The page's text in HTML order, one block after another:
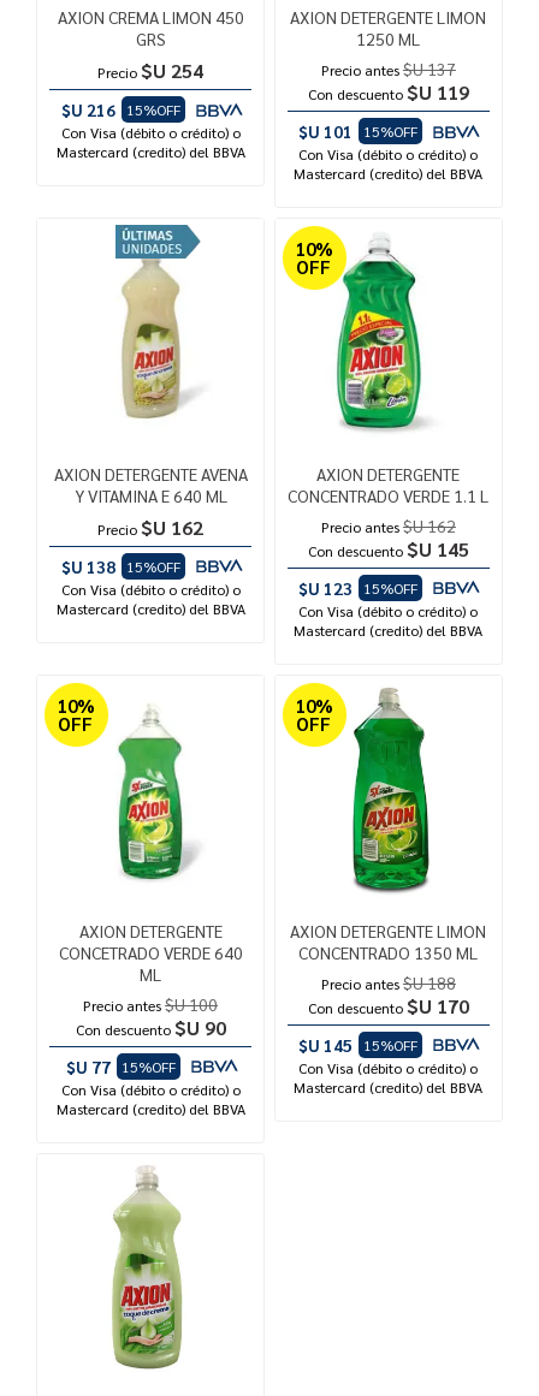
AXION CREMA LIMON 450
GRS
Precio $U 254
$U 216
15%OFF
Con Visa (débito o crédito) o
Mastercard (credito) del BBVA
AXION DETERGENTE LIMON
1250 ML
Precio antes$U 137
Con descuento $U 119
$U 101
15%OFF
Con Visa (débito o crédito) o
Mastercard (credito) del BBVA
AXION DETERGENTE AVENA
Y VITAMINA E 640 ML
Precio $U 162
$U 138
15%OFF
Con Visa (débito o crédito) o
Mastercard (credito) del BBVA
10%
OFF
AXION DETERGENTE
CONCENTRADO VERDE 1.1 L
Precio antes$U 162
Con descuento $U 145
$U 123
15%OFF
Con Visa (débito o crédito) o
Mastercard (credito) del BBVA
10%
OFF
AXION DETERGENTE
CONCETRADO VERDE 640
ML
Precio antes$U 100
Con descuento $U 90
$U 77
15%OFF
Con Visa (débito o crédito) o
Mastercard (credito) del BBVA
10%
OFF
AXION DETERGENTE LIMON
CONCENTRADO 1350 ML
Precio antes$U 188
Con descuento $U 170
$U 145
15%OFF
Con Visa (débito o crédito) o
Mastercard (credito) del BBVA